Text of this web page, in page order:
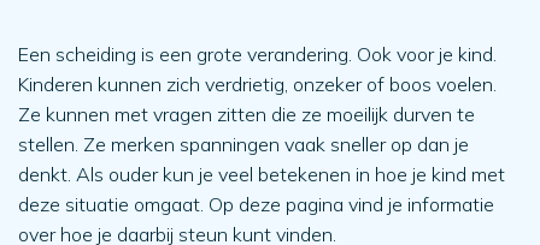
Een scheiding is een grote verandering. Ook voor je kind.
Kinderen kunnen zich verdrietig, onzeker of boos voelen.
Ze kunnen met vragen zitten die ze moeilijk durven te
stellen. Ze merken spanningen vaak sneller op dan je
denkt. Als ouder kun je veel betekenen in hoe je kind met
deze situatie omgaat. Op deze pagina vind je informatie
over hoe je daarbij steun kunt vinden.